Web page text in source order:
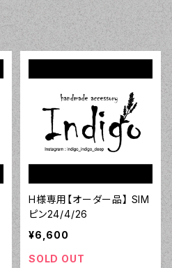
H様専用【オーダー品】 SIM
ピン24/4/26
¥6,600
SOLD OUT